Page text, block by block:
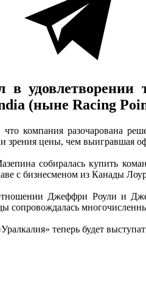
в
(ныне Racing
что компания разочарована
зрения цены, чем выигравшая
собиралась купить
с бизнесменом из Канады
Джеффри Роули и
сопровождалась
теперь будет